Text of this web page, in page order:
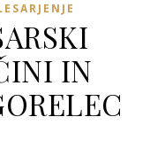
IN